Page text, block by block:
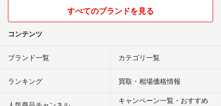
すべてのブランドを見る
コンテンツ
ブランド一覧 カテゴリ一覧
ランキング 買取・相場価格情報
キャンペーン一覧・おすすめ